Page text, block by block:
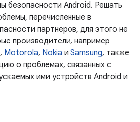
безопасности Android. Решать
перечисленные в
партнеров, для этого не
производители, например
, Motorola, Nokia и Samsung, также
о проблемах, связанных с
ими устройств Android и